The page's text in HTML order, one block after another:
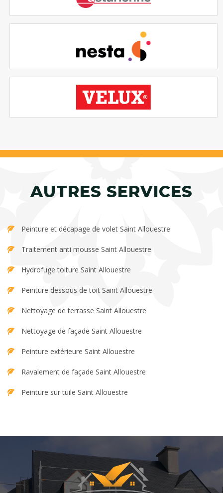
AUTRES SERVICES
Peinture et décapage de volet Saint Allouestre
Traitement anti mousse Saint Allouestre
Hydrofuge toiture Saint Allouestre
Peinture dessous de toit Saint Allouestre
Nettoyage de terrasse Saint Allouestre
Nettoyage de façade Saint Allouestre
Peinture extérieure Saint Allouestre
Ravalement de façade Saint Allouestre
Peinture sur tuile Saint Allouestre